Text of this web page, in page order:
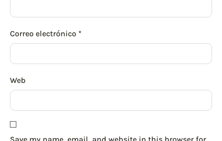
Correo electrónico *
Web